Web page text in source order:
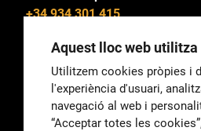
+34 934 301 415
General
correu@escoladeltreball.org
Aquest lloc web
Utilitzem cookies pròpies i
l'experiència d'usuari,
navegació al web i
“Acceptar totes les